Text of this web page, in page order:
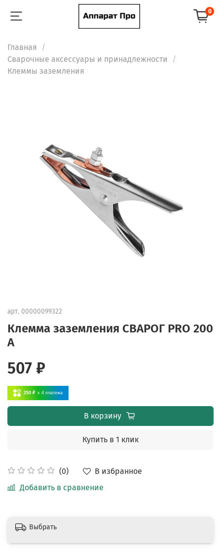
0
Главная
Сварочные аксессуары и принадлежности
Клеммы заземления
арт. 00000099322
Клемма заземления СВАРОГ PRO 200
А
(0)
В избранное
Добавить в сравнение
507 ₽
250 ₽ x 4 платежа
В корзину
Купить в 1 клик
Выбрать